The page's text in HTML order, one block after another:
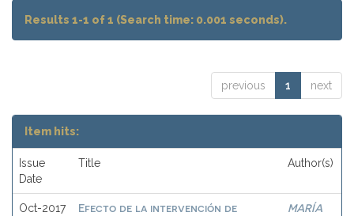
Results 1-1 of 1 (Search time: 0.001 seconds).
previous 1 next
Item hits:
Issue
Date
Title Author(s)
Oct-2017
Efecto de la intervención de
MARÍA